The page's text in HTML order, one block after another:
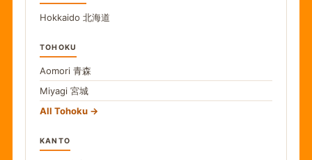
Hokkaido 北海道
TOHOKU
Aomori 青森
Miyagi 宮城
All Tohoku
KANTO